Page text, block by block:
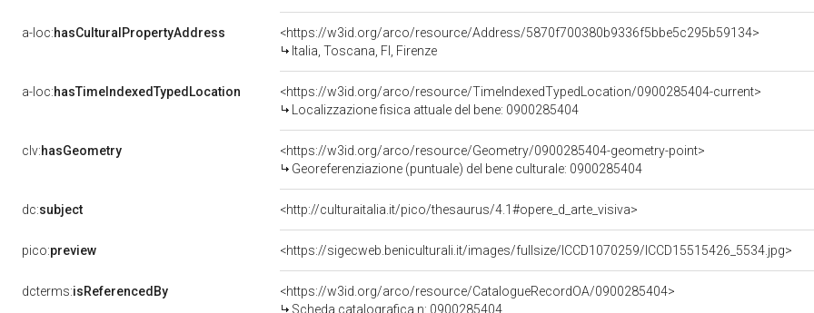
a-loc:hasCulturalPropertyAddress
<https://w3id.org/arco/resource/Address/5870f700380b9336f5bbe5c295b59134>
Italia, Toscana, FI, Firenze
a-loc:hasTimeIndexedTypedLocation
<https://w3id.org/arco/resource/TimeIndexedTypedLocation/0900285404-current>
Localizzazione fisica attuale del bene: 0900285404
clv:hasGeometry
<https://w3id.org/arco/resource/Geometry/0900285404-geometry-point>
Georeferenziazione (puntuale) del bene culturale: 0900285404
dc:subject <http://culturaitalia.it/pico/thesaurus/4.1#opere_d_arte_visiva>
pico:preview <https://sigecweb.beniculturali.it/images/fullsize/ICCD1070259/ICCD15515426_5534.jpg>
dcterms:isReferencedBy
<https://w3id.org/arco/resource/CatalogueRecordOA/0900285404>
Scheda catalografica n: 0900285404